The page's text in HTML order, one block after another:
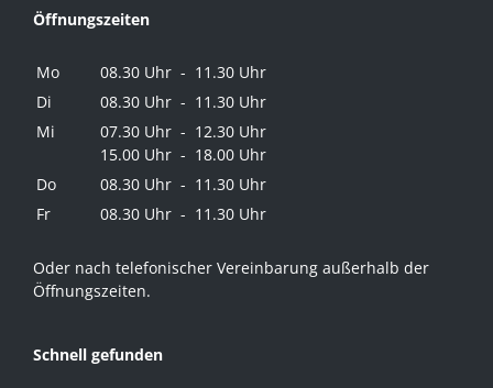
Öffnungszeiten
Mo
08.30 Uhr - 11.30 Uhr
Di
08.30 Uhr - 11.30 Uhr
Mi
07.30 Uhr - 12.30 Uhr
15.00 Uhr - 18.00 Uhr
Do
08.30 Uhr - 11.30 Uhr
Fr
08.30 Uhr - 11.30 Uhr
Oder nach telefonischer Vereinbarung außerhalb der
Öffnungszeiten.
Schnell gefunden